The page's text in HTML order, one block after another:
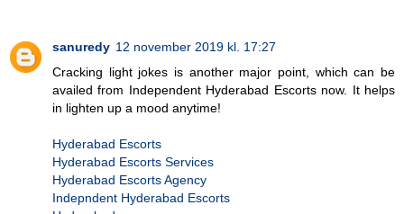
sanuredy 12 november 2019 kl. 17:27
Cracking light jokes is another major point, which can be
availed from Independent Hyderabad Escorts now. It helps
in lighten up a mood anytime!
Hyderabad Escorts
Hyderabad Escorts Services
Hyderabad Escorts Agency
Indepndent Hyderabad Escorts